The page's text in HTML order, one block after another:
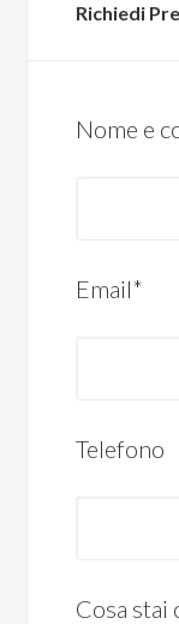
Richiedi
Nome e
Email*
Telefono
Cosa stai